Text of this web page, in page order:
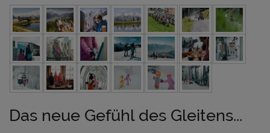
Das neue Gefühl des Gleitens...